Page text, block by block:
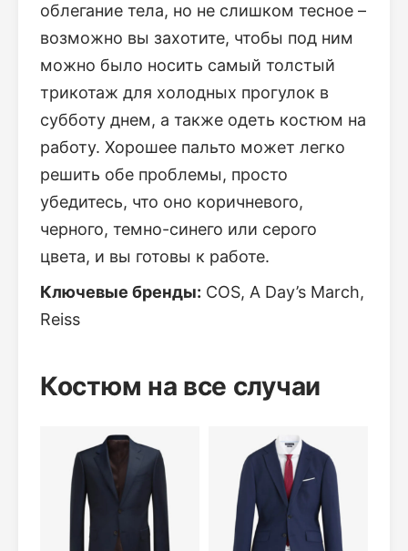
облегание тела, но не слишком тесное –
возможно вы захотите, чтобы под ним
можно было носить самый толстый
трикотаж для холодных прогулок в
субботу днем, а также одеть костюм на
работу. Хорошее пальто может легко
решить обе проблемы, просто
убедитесь, что оно коричневого,
черного, темно-синего или серого
цвета, и вы готовы к работе.
Ключевые бренды: COS, A Day’s March,
Reiss
Костюм на все случаи